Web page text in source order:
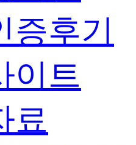
후기
이트
료